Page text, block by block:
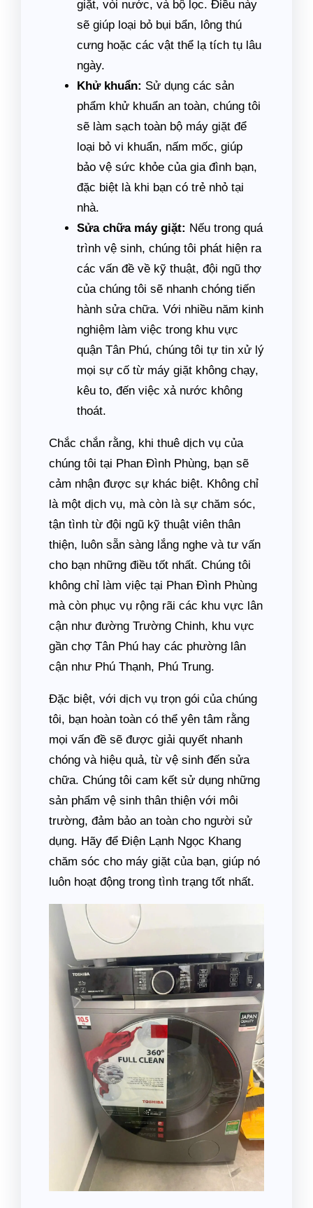
giặt, vòi nước, và bộ lọc. Điều này
sẽ giúp loại bỏ bụi bẩn, lông thú
cưng hoặc các vật thể lạ tích tụ lâu
ngày.
Khử khuẩn: Sử dụng các sản
phẩm khử khuẩn an toàn, chúng tôi
sẽ làm sạch toàn bộ máy giặt để
loại bỏ vi khuẩn, nấm mốc, giúp
bảo vệ sức khỏe của gia đình bạn,
đặc biệt là khi bạn có trẻ nhỏ tại
nhà.
Sửa chữa máy giặt: Nếu trong quá
trình vệ sinh, chúng tôi phát hiện ra
các vấn đề về kỹ thuật, đội ngũ thợ
của chúng tôi sẽ nhanh chóng tiến
hành sửa chữa. Với nhiều năm kinh
nghiệm làm việc trong khu vực
quận Tân Phú, chúng tôi tự tin xử lý
mọi sự cố từ máy giặt không chạy,
kêu to, đến việc xả nước không
thoát.
Chắc chắn rằng, khi thuê dịch vụ của
chúng tôi tại Phan Đình Phùng, bạn sẽ
cảm nhận được sự khác biệt. Không chỉ
là một dịch vụ, mà còn là sự chăm sóc,
tận tình từ đội ngũ kỹ thuật viên thân
thiện, luôn sẵn sàng lắng nghe và tư vấn
cho bạn những điều tốt nhất. Chúng tôi
không chỉ làm việc tại Phan Đình Phùng
mà còn phục vụ rộng rãi các khu vực lân
cận như đường Trường Chinh, khu vực
gần chợ Tân Phú hay các phường lân
cận như Phú Thạnh, Phú Trung.
Đặc biệt, với dịch vụ trọn gói của chúng
tôi, bạn hoàn toàn có thể yên tâm rằng
mọi vấn đề sẽ được giải quyết nhanh
chóng và hiệu quả, từ vệ sinh đến sửa
chữa. Chúng tôi cam kết sử dụng những
sản phẩm vệ sinh thân thiện với môi
trường, đảm bảo an toàn cho người sử
dụng. Hãy để Điện Lạnh Ngọc Khang
chăm sóc cho máy giặt của bạn, giúp nó
luôn hoạt động trong tình trạng tốt nhất.